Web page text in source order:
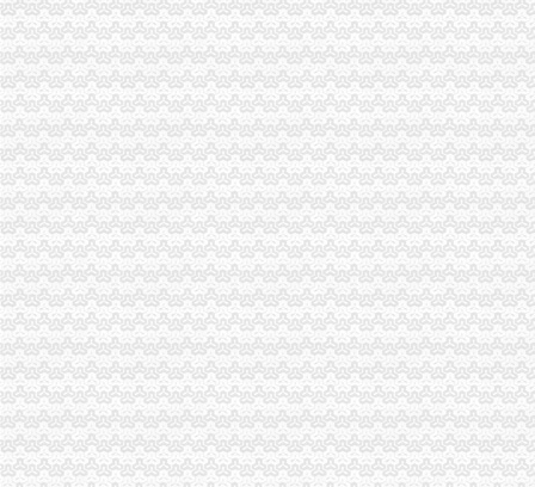
免费注册公司,提供地址！工商局对面！专业高效！上海公司注册今
免费注册支付宝-如何免费注册支付宝？-平安一账通
9位QQ号免费注册-教育-高清-爱奇艺
股票软件商城_做好的股票查询、分析、交易软件！免费注册、下载
城免费注册公司|高新区代理记账|红岛公司变更|城补缴社保|城股
免费注册咨询,代办绍兴地区公司注册、免费财税顾问-绍兴58同城
工商注册,免费注册,**的服务,3天拿证-义乌58同城
免费注册_购物指南_手机中国
免费注册公司价格
如何获得友益文书软件免费注册
免费注册_商国互联网
纳米盒小学教育怎么免费注册纳米盒英语注册方法_西西软件资讯
北京商标注册查询免费_商标注册流程及费用【成功率近97%！】
iPhone怎么免费注册ID？-苹果-ZOL问答堂
如何免费注册郊区公司-软银财务咨询
TK域名免费注册及解析图文教程_pc6资讯
注册公司多少钱免费注册公司_志趣网
【免费注册国内商标免费注册深圳公司】-福田华北易登网
168邮箱免费注册申请_IT168文库